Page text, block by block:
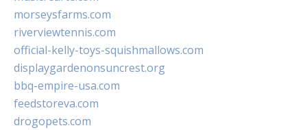
morseysfarms.com
riverviewtennis.com
official-kelly-toys-squishmallows.com
displaygardenonsuncrest.org
bbq-empire-usa.com
feedstoreva.com
drogopets.com